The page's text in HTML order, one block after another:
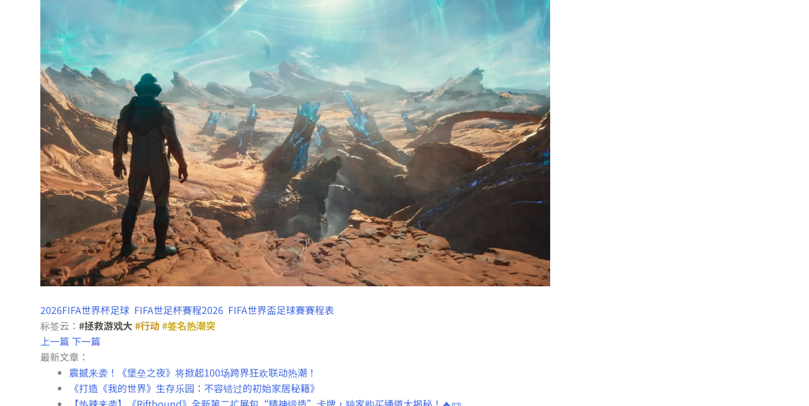
2026FIFA世界杯足球 FIFA世足杯賽程2026 FIFA世界盃足球賽賽程表
标签云：#拯救游戏大#行动#签名热潮突
上一篇 下一篇
最新文章：
震撼来袭！《堡垒之夜》将掀起100场跨界狂欢联动热潮！
《打造《我的世界》生存乐园：不容错过的初始家居秘籍》